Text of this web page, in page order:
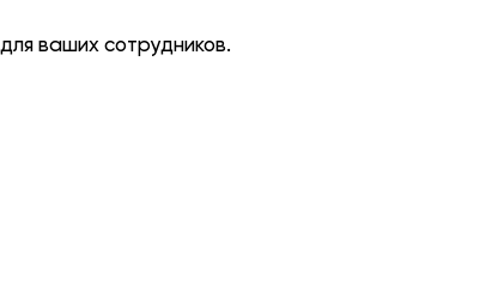
ваших сотрудников.